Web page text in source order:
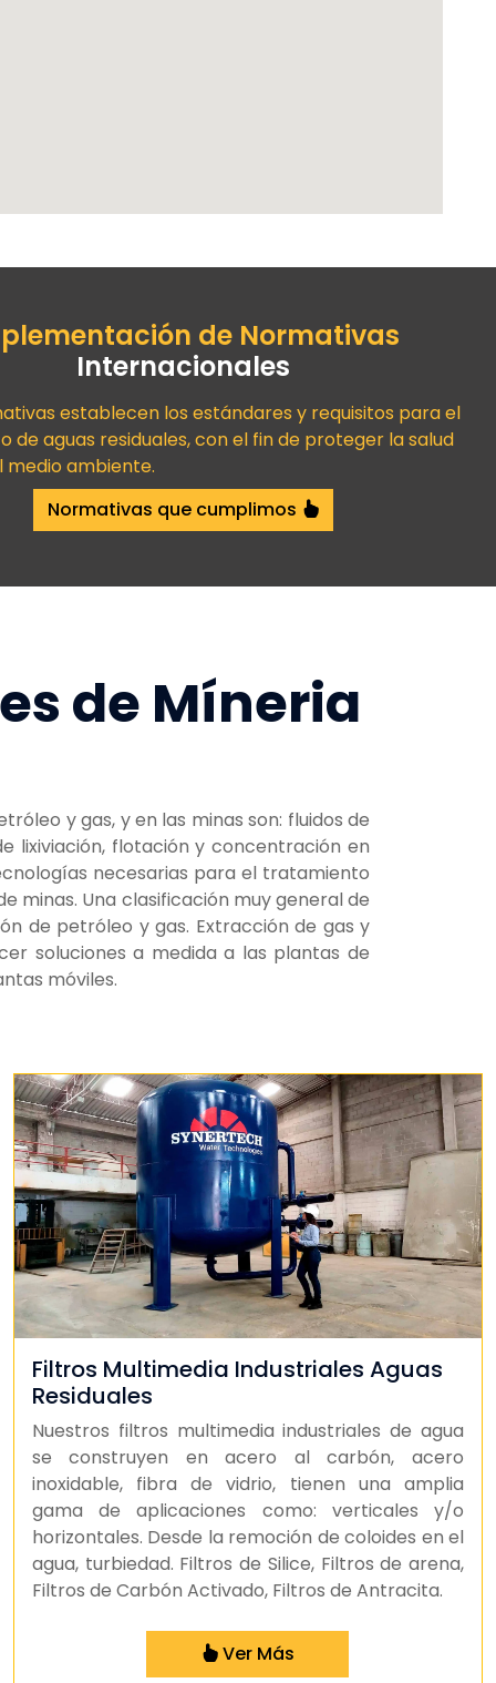
de Normativas
Internacionales
establecen los estándares y requisitos para el
de aguas residuales, con el fin de proteger la salud
medio ambiente.
Normativas que cumplimos
de Míneria
y gas, y en las minas son: fluidos de
lixiviación, flotación y concentración en
necesarias para el tratamiento
minas. Una clasificación muy general de
de petróleo y gas. Extracción de gas y
soluciones a medida a las plantas de
móviles.
Filtros Multimedia Industriales Aguas
Residuales
Nuestros filtros multimedia industriales de agua
se construyen en acero al carbón, acero
inoxidable, fibra de vidrio, tienen una amplia
gama de aplicaciones como: verticales y/o
horizontales. Desde la remoción de coloides en el
agua, turbiedad. Filtros de Silice, Filtros de arena,
Filtros de Carbón Activado, Filtros de Antracita.
Ver Más